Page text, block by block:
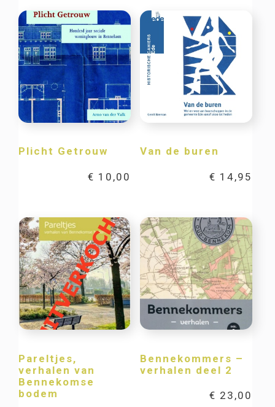
Plicht Getrouw
€ 10,00
Van de buren
€ 14,95
Pareltjes,
verhalen van
Bennekomse
bodem
Bennekommers –
verhalen deel 2
€ 23,00